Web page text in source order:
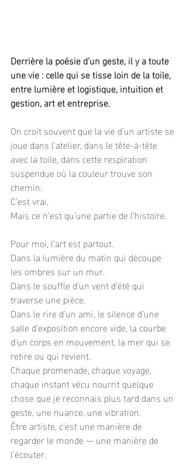
Derrière la poésie d’un geste, il y a toute
une vie : celle qui se tisse loin de la toile,
entre lumière et logistique, intuition et
gestion, art et entreprise.
On croit souvent que la vie d’un artiste se
joue dans l’atelier, dans le tête-à-tête
avec la toile, dans cette respiration
suspendue où la couleur trouve son
chemin.
C’est vrai.
Mais ce n’est qu’une partie de l’histoire.
Pour moi, l’art est partout.
Dans la lumière du matin qui découpe
les ombres sur un mur.
Dans le souffle d’un vent d’été qui
traverse une pièce.
Dans le rire d’un ami, le silence d’une
salle d’exposition encore vide, la courbe
d’un corps en mouvement, la mer qui se
retire ou qui revient.
Chaque promenade, chaque voyage,
chaque instant vécu nourrit quelque
chose que je reconnais plus tard dans un
geste, une nuance, une vibration.
Être artiste, c’est une manière de
regarder le monde — une manière de
l’écouter.